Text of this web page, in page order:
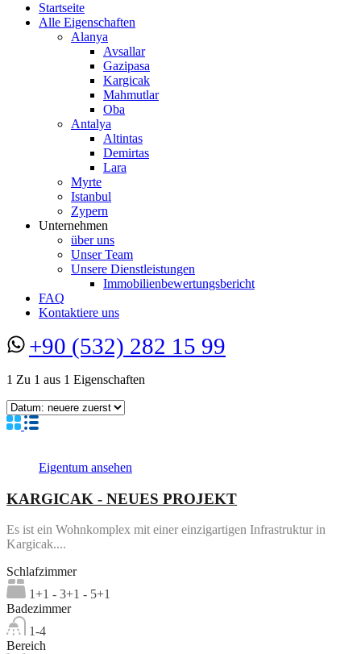
Startseite
Alle Eigenschaften
Alanya
Avsallar
Gazipasa
Kargicak
Mahmutlar
Oba
Antalya
Altintas
Demirtas
Lara
Myrte
Istanbul
Zypern
Unternehmen
über uns
Unser Team
Unsere Dienstleistungen
Immobilienbewertungsbericht
FAQ
Kontaktiere uns
+90 (532) 282 15 99
1 Zu 1 aus 1 Eigenschaften
Eigentum ansehen
KARGICAK - NEUES PROJEKT
Es ist ein Wohnkomplex mit einer einzigartigen Infrastruktur in
Kargicak....
Schlafzimmer
1+1 - 3+1 - 5+1
Badezimmer
1-4
Bereich